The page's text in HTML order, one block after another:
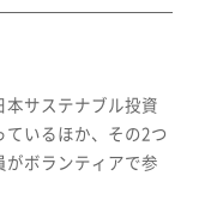
本サステナブル投資
ているほか、その2つ
がボランティアで参